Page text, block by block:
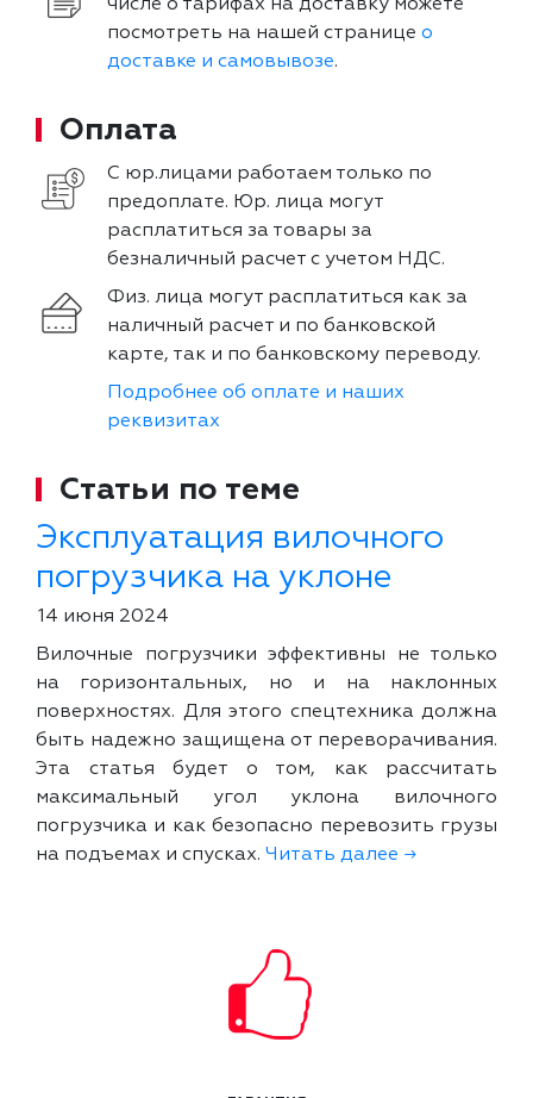
числе о тарифах на доставку можете
посмотреть на нашей странице о
доставке и самовывозе.
Оплата
С юр.лицами работаем только по
предоплате. Юр. лица могут
расплатиться за товары за
безналичный расчет с учетом НДС.
Физ. лица могут расплатиться как за
наличный расчет и по банковской
карте, так и по банковскому переводу.
Подробнее об оплате и наших
реквизитах
Статьи по теме
Эксплуатация вилочного
погрузчика на уклоне
14 июня 2024
Вилочные погрузчики эффективны не только
на горизонтальных, но и на наклонных
поверхностях. Для этого спецтехника должна
быть надежно защищена от переворачивания.
Эта статья будет о том, как рассчитать
максимальный угол уклона вилочного
погрузчика и как безопасно перевозить грузы
на подъемах и спусках. Читать далее →